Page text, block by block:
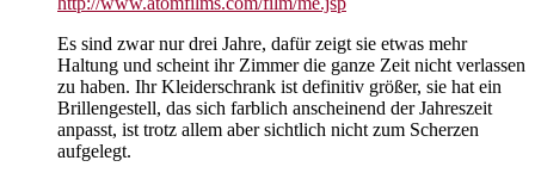
Es sind zwar nur drei Jahre, dafür zeigt sie etwas mehr
Haltung und scheint ihr Zimmer die ganze Zeit nicht verlassen
zu haben. Ihr Kleiderschrank ist definitiv größer, sie hat ein
Brillengestell, das sich farblich anscheinend der Jahreszeit
anpasst, ist trotz allem aber sichtlich nicht zum Scherzen
aufgelegt.